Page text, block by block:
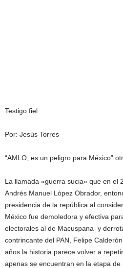
Testigo fiel
Por: Jesús Torres
“AMLO, es un peligro para México”
La llamada «guerra sucia» que en el
Andrés Manuel López Obrador,
presidencia de la república al
México fue demoledora y efectiva
electorales al de Macuspana y
contrincante del PAN, Felipe
años la historia parece volver a
apenas se encuentran en la etapa de